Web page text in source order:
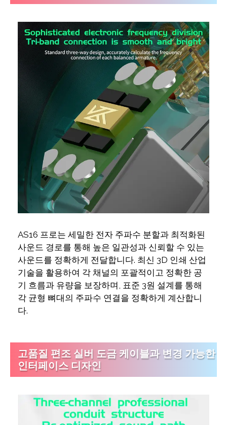
AS16 프로는 세밀한 전자 주파수 분할과 최적화된
사운드 경로를 통해 높은 일관성과 신뢰할 수 있는
사운드를 정확하게 전달합니다. 최신 3D 인쇄 산업
기술을 활용하여 각 채널의 포괄적이고 정확한 공
기 흐름과 유량을 보장하며, 표준 3원 설계를 통해
각 균형 뼈대의 주파수 연결을 정확하게 계산합니
다.
고품질 편조 실버 도금 케이블과 변경 가능한
인터페이스 디자인